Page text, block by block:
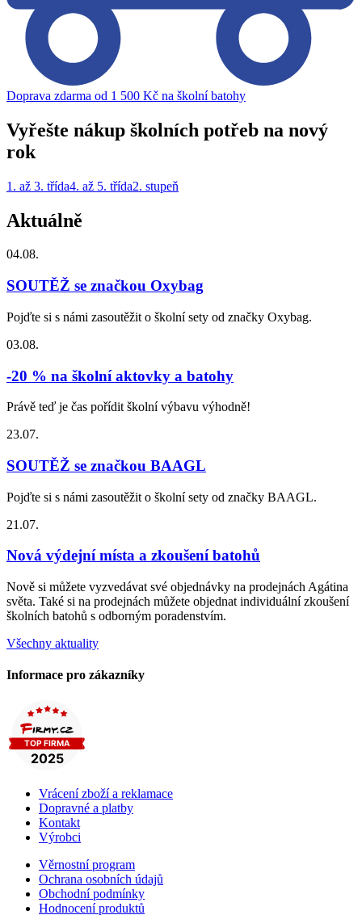
Doprava zdarma od 1 500 Kč na školní batohy
Vyřešte nákup školních potřeb na nový
rok
1. až 3. třída4. až 5. třída2. stupeň
Aktuálně
04.08.
SOUTĚŽ se značkou Oxybag
Pojďte si s námi zasoutěžit o školní sety od značky Oxybag.
03.08.
-20 % na školní aktovky a batohy
Právě teď je čas pořídit školní výbavu výhodně!
23.07.
SOUTĚŽ se značkou BAAGL
Pojďte si s námi zasoutěžit o školní sety od značky BAAGL.
21.07.
Nová výdejní místa a zkoušení batohů
Nově si můžete vyzvedávat své objednávky na prodejnách Agátina
světa. Také si na prodejnách můžete objednat individuální zkoušení
školních batohů s odborným poradenstvím.
Všechny aktuality
Informace pro zákazníky
Vrácení zboží a reklamace
Dopravné a platby
Kontakt
Výrobci
Věrnostní program
Ochrana osobních údajů
Obchodní podmínky
Hodnocení produktů